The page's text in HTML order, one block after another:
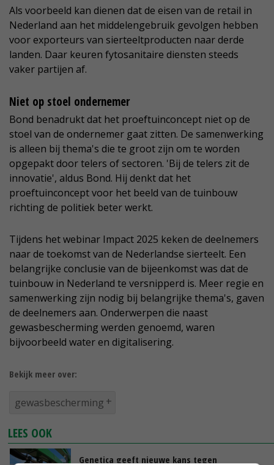
Als voorbeeld kan dienen dat de eisen van de retail in
Nederland aan het middelengebruik gevolgen hebben
voor exporteurs van sierteeltproducten naar derde
landen. Daar keuren fytosanitaire diensten steeds
vaker partijen af.
Niet op stoel ondernemer
Bond benadrukt dat het proeftuinconcept niet op de
stoel van de ondernemer gaat zitten. De samenwerking
is alleen bij thema's die te groot zijn om te worden
opgepakt door telers of sectoren. 'Bij de telers zit de
innovatie', aldus Bond. Hij denkt dat het
proeftuinconcept voor het beeld van de tuinbouw
richting de politiek beter werkt.
Tijdens het webinar Impact 2025 keken de deelnemers
naar de toekomst van de Nederlandse sierteelt. Een
belangrijke conclusie van de bijeenkomst was dat de
tuinbouw in Nederland te versnipperd is. Meer regie en
samenwerking zijn nodig bij belangrijke thema's, gaven
de deelnemers aan. Onderwerpen die naast
gewasbescherming werden genoemd, waren
bijvoorbeeld water en digitalisering.
Bekijk meer over:
gewasbescherming
LEES OOK
Genetica geeft nieuwe kans tegen